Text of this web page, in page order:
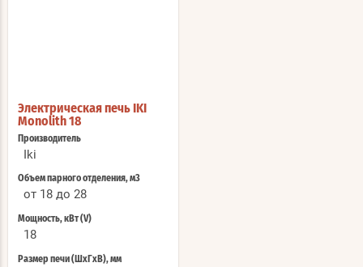
Электрическая печь IKI
Monolith 18
Производитель
Iki
Объем парного отделения, м3
от 18 до 28
Мощность, кВт (V)
18
Размер печи (ШхГхВ), мм